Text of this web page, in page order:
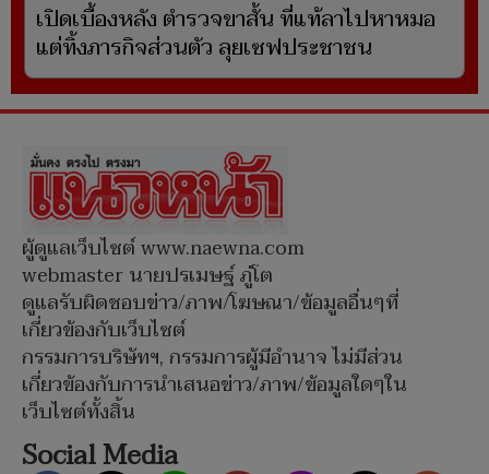
เปิดเบื้องหลัง ตำรวจขาสั้น ที่แท้ลาไปหาหมอ
แต่ทิ้งภารกิจส่วนตัว ลุยเซฟประชาชน
ผู้ดูแลเว็บไซต์ www.naewna.com
webmaster นายปรเมษฐ์ ภู่โต
ดูแลรับผิดชอบข่าว/ภาพ/โฆษณา/ข้อมูลอื่นๆที่
เกี่ยวข้องกับเว็บไซต์
กรรมการบริษัทฯ, กรรมการผู้มีอำนาจ ไม่มีส่วน
เกี่ยวข้องกับการนำเสนอข่าว/ภาพ/ข้อมูลใดๆใน
เว็บไซต์ทั้งสิ้น
Social Media